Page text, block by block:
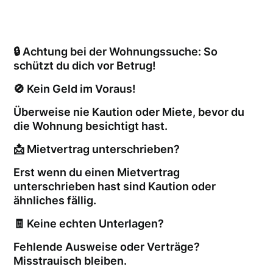
🔒 Achtung bei der Wohnungssuche: So
schützt du dich vor Betrug!
🚫 Kein Geld im Voraus!
Überweise nie Kaution oder Miete, bevor du
die Wohnung besichtigt hast.
📩 Mietvertrag unterschrieben?
Erst wenn du einen Mietvertrag
unterschrieben hast sind Kaution oder
ähnliches fällig.
🧾 Keine echten Unterlagen?
Fehlende Ausweise oder Verträge?
Misstrauisch bleiben.